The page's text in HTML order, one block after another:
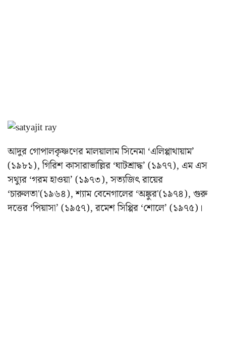
আদুর গোপালকৃষ্ণণের মালয়ালাম সিনেমা ‘এলিপ্পাথায়াম’
(১৯৮১), গিরিশ কাসারাভাল্লির ‘ঘাটশ্রাদ্ধ’ (১৯৭৭), এম এস
সথ্যুর ‘গরম হাওয়া’ (১৯৭৩), সত্যজিৎ রায়ের
‘চারুলতা'(১৯৬৪), শ্যাম বেনেগালের ‘অঙ্কুর'(১৯৭৪), গুরু
দত্তের ‘পিয়াসা’ (১৯৫৭), রমেশ সিপ্পির ‘শোলে’ (১৯৭৫)।